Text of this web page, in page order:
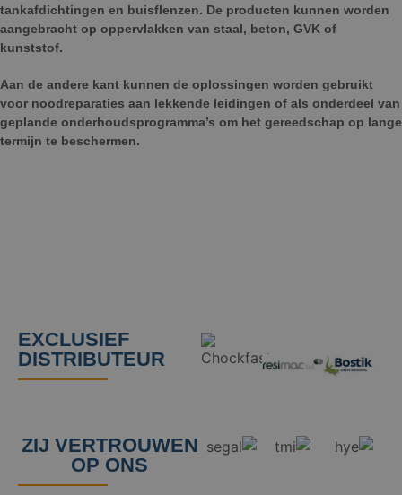
tankafdichtingen en buisflenzen. De producten kunnen worden
aangebracht op oppervlakken van staal, beton, GVK of
kunststof.
Aan de andere kant kunnen de oplossingen worden gebruikt
voor noodreparaties aan lekkende leidingen of als onderdeel van
geplande onderhoudsprogramma’s om het gereedschap op lange
termijn te beschermen.
EXCLUSIEF
DISTRIBUTEUR
ZIJ VERTROUWEN
OP ONS